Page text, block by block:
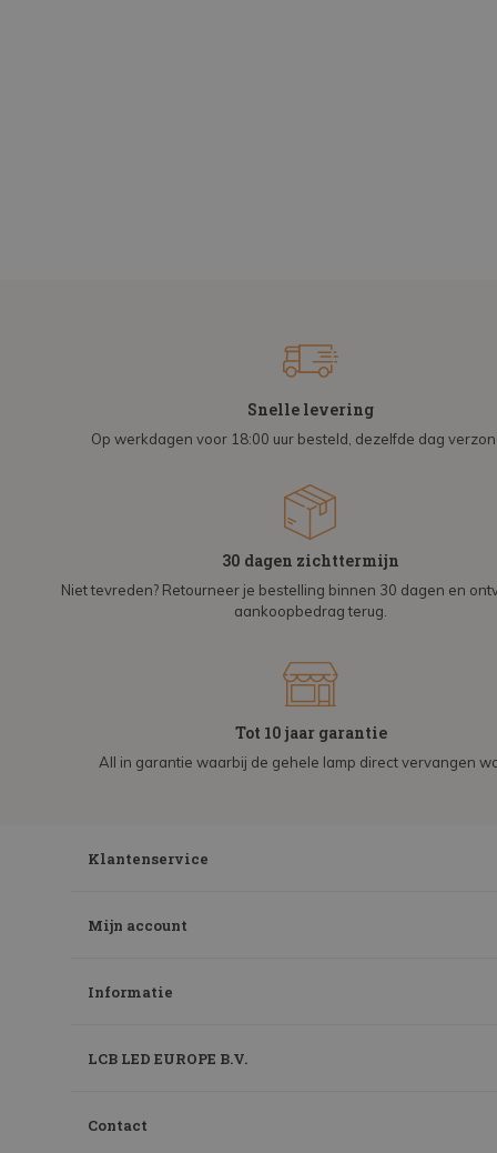
Snelle levering
Op werkdagen voor 18:00 uur besteld, dezelfde dag
30 dagen zichttermijn
Niet tevreden? Retourneer je bestelling binnen 30 dagen en
aankoopbedrag terug.
Tot 10 jaar garantie
All in garantie waarbij de gehele lamp direct vervangen
Klantenservice
Mijn account
Informatie
LCB LED EUROPE B.V.
Contact